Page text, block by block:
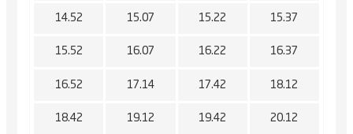
14.52 15.07 15.22 15.37
15.52 16.07 16.22 16.37
16.52 17.14 17.42 18.12
18.42 19.12 19.42 20.12